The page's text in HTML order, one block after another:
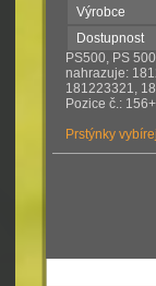
Výrobce
Dostupnost
PS500, PS
nahrazuje:
181223321,
Pozice č.:
Prstýnky